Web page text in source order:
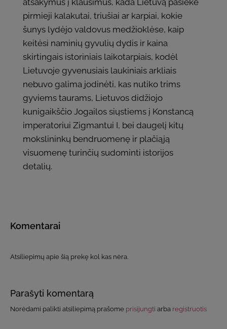
pirmieji kalakutai, triušiai ar karpiai, kokie
šunys lydėjo valdovus medžioklėse, kaip
keitėsi naminių gyvulių dydis ir kaina
skirtingais istoriniais laikotarpiais, kodėl
Lietuvoje gyvenusiais laukiniais arkliais
nebuvo galima jodinėti, kas nutiko trims
gyviems taurams, Lietuvos didžiojo
kunigaikščio Jogailos siųstiems į Konstancą
imperatoriui Zigmantui I, bei daugelį kitų
mokslininkų bendruomenę ir plačiąją
visuomenę turinčių sudominti istorijos
detalių.
Komentarai
Atsiliepimų apie šią prekę kol kas nėra.
Parašyti komentarą
Norėdami palikti atsiliepimą prašome prisijungti arba registruotis